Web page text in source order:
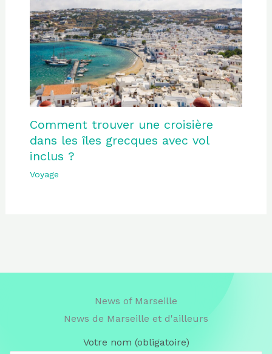
Comment trouver une croisière
dans les îles grecques avec vol
inclus ?
Voyage
News of Marseille
News de Marseille et d'ailleurs
Votre nom (obligatoire)